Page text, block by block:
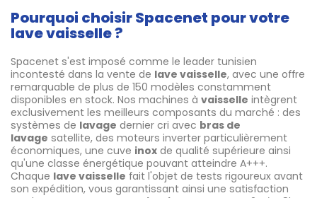
Pourquoi choisir Spacenet pour votre
lave vaisselle ?
Spacenet s'est imposé comme le leader tunisien
incontesté dans la vente de lave vaisselle, avec une offre
remarquable de plus de 150 modèles constamment
disponibles en stock. Nos machines à vaisselle intègrent
exclusivement les meilleurs composants du marché : des
systèmes de lavage dernier cri avec bras de
lavage satellite, des moteurs inverter particulièrement
économiques, une cuve inox de qualité supérieure ainsi
qu'une classe énergétique pouvant atteindre A+++.
Chaque lave vaisselle fait l'objet de tests rigoureux avant
son expédition, vous garantissant ainsi une satisfaction